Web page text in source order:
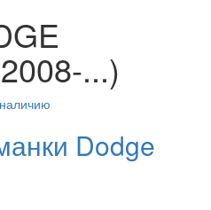
...)
наличию
Dodge